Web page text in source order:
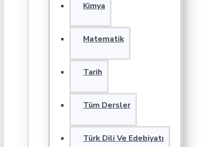
Kimya
Matematik
Tarih
Tüm Dersler
Türk Dili Ve Edebiyatı